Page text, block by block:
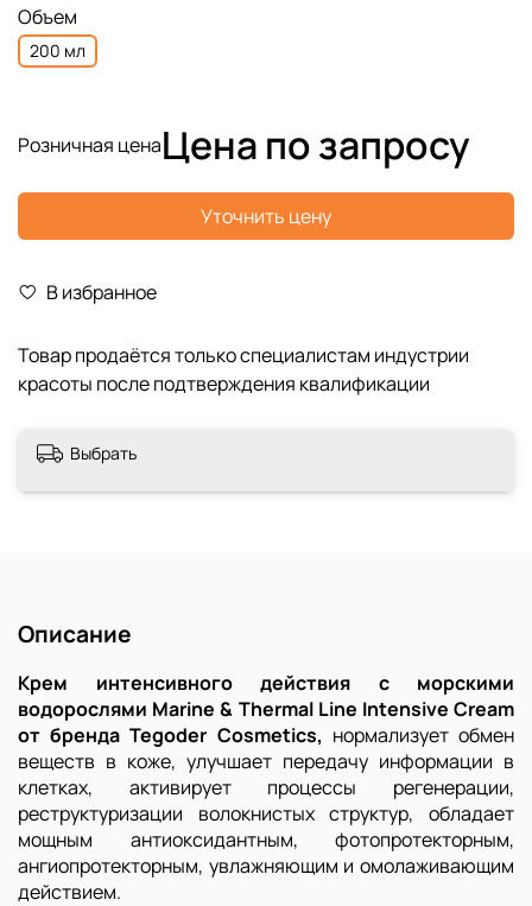
В избранное
Объем
200 мл
Розничная ценаЦена по запросу
Уточнить цену
Выбрать
Описание
Крем интенсивного действия cморскими
водорослями Marine & Thermal Line Intensive Cream
от бренда Tegoder Cosmetics, нормализует обмен
веществ в коже, улучшает передачу информации в
клетках, активирует процессы регенерации,
реструктуризации волокнистых структур, обладает
мощным антиоксидантным, фотопротекторным,
ангиопротекторным, увлажняющим и омолаживающим
действием.